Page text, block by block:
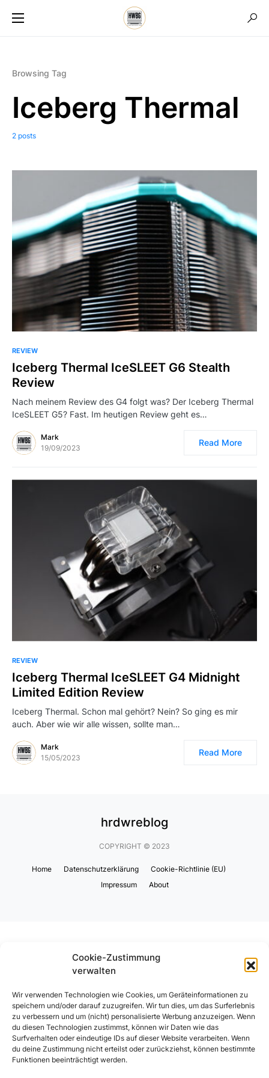
Cookie-Zustimmung
verwalten
Wir verwenden Technologien wie Cookies, um Geräteinformationen zu
speichern und/oder darauf zuzugreifen. Wir tun dies, um das Surferlebnis
zu verbessern und um (nicht) personalisierte Werbung anzuzeigen. Wenn
du diesen Technologien zustimmst, können wir Daten wie das
Surfverhalten oder eindeutige IDs auf dieser Website verarbeiten. Wenn
du deine Zustimmung nicht erteilst oder zurückziehst, können bestimmte
Funktionen beeinträchtigt werden.
Browsing Tag
Iceberg Thermal
2 posts
REVIEW
Iceberg Thermal IceSLEET G6 Stealth
Review
Nach meinem Review des G4 folgt was? Der Iceberg Thermal
IceSLEET G5? Fast. Im heutigen Review geht es…
Mark
19/09/2023
Read More
REVIEW
Iceberg Thermal IceSLEET G4 Midnight
Limited Edition Review
Iceberg Thermal. Schon mal gehört? Nein? So ging es mir
auch. Aber wie wir alle wissen, sollte man…
Mark
15/05/2023
Read More
hrdwreblog
COPYRIGHT © 2023
Home Datenschutzerklärung
Cookie-Richtlinie (EU)
Impressum
About